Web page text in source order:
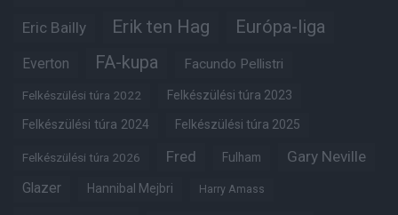
Eric Bailly Erik ten Hag Európa-liga
Everton FA-kupa Facundo Pellistri
Felkészülési túra 2022 Felkészülési túra 2023
Felkészülési túra 2024 Felkészülési túra 2025
Felkészülési túra 2026 Fred Fulham Gary Neville
Glazer Hannibal Mejbri Harry Amass